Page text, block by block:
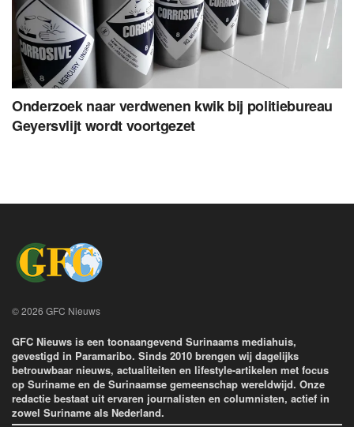
Onderzoek naar verdwenen kwik bij politiebureau
Geyersvlijt wordt voortgezet
© 2026 GFC Nieuws
GFC Nieuws is een toonaangevend Surinaams mediahuis,
gevestigd in Paramaribo. Sinds 2010 brengen wij dagelijks
betrouwbaar nieuws, actualiteiten en lifestyle-artikelen met focus
op Suriname en de Surinaamse gemeenschap wereldwijd. Onze
redactie bestaat uit ervaren journalisten en columnisten, actief in
zowel Suriname als Nederland.